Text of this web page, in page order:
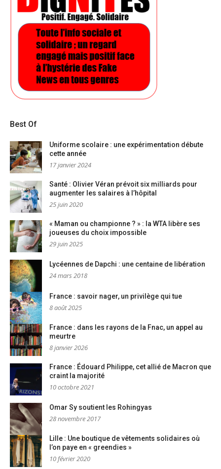
Best Of
Uniforme scolaire : une expérimentation débute
cette année
17 janvier 2024
Santé : Olivier Véran prévoit six milliards pour
augmenter les salaires à l’hôpital
25 juin 2020
« Maman ou championne ? » : la WTA libère ses
joueuses du choix impossible
29 juin 2025
Lycéennes de Dapchi : une centaine de libération
24 mars 2018
France : savoir nager, un privilège qui tue
8 août 2025
France : dans les rayons de la Fnac, un appel au
meurtre
8 janvier 2026
France : Édouard Philippe, cet allié de Macron que
craint la majorité
10 octobre 2021
Omar Sy soutient les Rohingyas
28 novembre 2017
Lille : Une boutique de vêtements solidaires où
l’on paye en « greendies »
10 février 2020